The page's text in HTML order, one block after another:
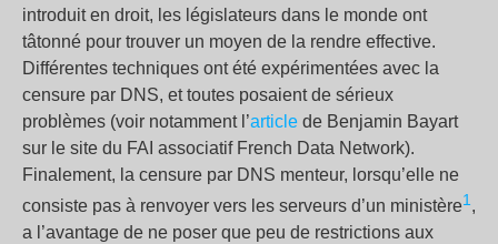
introduit en droit, les législateurs dans le monde ont
tâtonné pour trouver un moyen de la rendre effective.
Différentes techniques ont été expérimentées avec la
censure par DNS, et toutes posaient de sérieux
problèmes (voir notamment l’article de Benjamin Bayart
sur le site du FAI associatif French Data Network).
Finalement, la censure par DNS menteur, lorsqu’elle ne
consiste pas à renvoyer vers les serveurs d’un ministère1 ,
a l’avantage de ne poser que peu de restrictions aux